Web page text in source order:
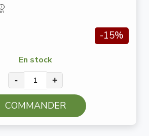
-15%
En stock
- +
COMMANDER